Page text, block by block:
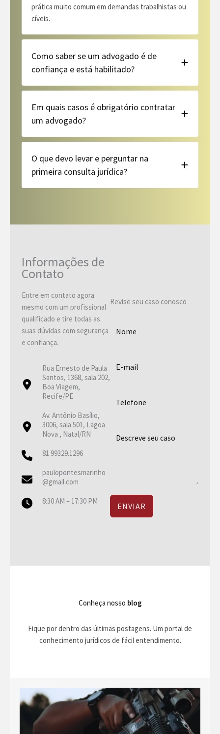
prática muito comum em demandas trabalhistas ou
cíveis.
Como saber se um advogado é de
confiança e está habilitado?
Em quais casos é obrigatório contratar
um advogado?
O que devo levar e perguntar na
primeira consulta jurídica?
Informações de
Contato
Entre em contato agora
mesmo com um profissional
qualificado e tire todas as
suas dúvidas com segurança
e confiança.
Rua Ernesto de Paula
Santos, 1368, sala 202,
Boa Viagem,
Recife/PE
Av. Antônio Basílio,
3006, sala 501, Lagoa
Nova , Natal/RN
81 99329.1296
paulopontesmarinho
@gmail.com
8:30 AM – 17:30 PM
Revise seu caso conosco
ENVIAR
Conheça nosso blog
Fique por dentro das últimas postagens. Um portal de
conhecimento jurídicos de fácil entendimento.